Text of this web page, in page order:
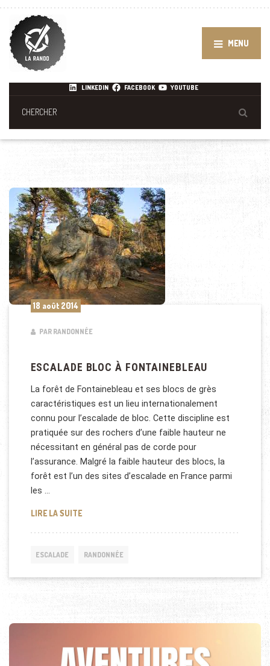
MENU
LINKEDIN FACEBOOK YOUTUBE
18 août 2014
PAR RANDONNÉE
ESCALADE BLOC À FONTAINEBLEAU
La forêt de Fontainebleau et ses blocs de grès
caractéristiques est un lieu internationalement
connu pour l’escalade de bloc. Cette discipline est
pratiquée sur des rochers d’une faible hauteur ne
nécessitant en général pas de corde pour
l’assurance. Malgré la faible hauteur des blocs, la
forêt est l’un des sites d’escalade en France parmi
les …
LIRE LA SUITEESCALADE BLOC À FONTAINEBLEAU
ESCALADE RANDONNÉE